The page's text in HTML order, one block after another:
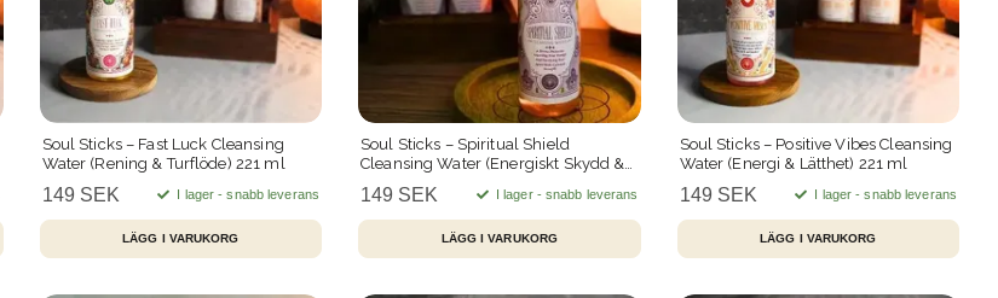
Soul Sticks – Fast Luck Cleansing
Water (Rening & Turflöde) 221 ml
149 SEK I lager - snabb leverans
Soul Sticks – Spiritual Shield
Cleansing Water (Energiskt Skydd &
149 SEK I lager - snabb leverans
Soul Sticks – Positive Vibes Cleansing
Water (Energi & Lätthet) 221 ml
149 SEK I lager - snabb leverans